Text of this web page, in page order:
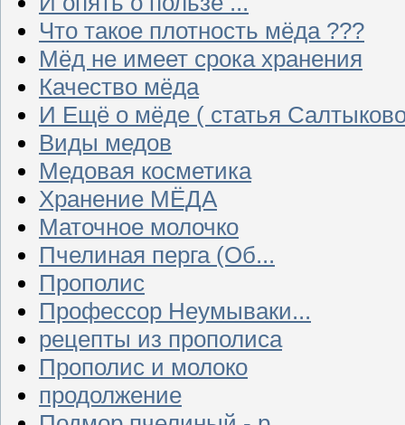
Что такое плотность мёда ???
Мёд не имеет срока хранения
Качество мёда
И Ещё о мёде ( статья
Виды медов
Медовая косметика
Хранение МЁДА
Маточное молочко
Пчелиная перга (Об...
Прополис
Профессор Неумываки...
рецепты из прополиса
Прополис и молоко
продолжение